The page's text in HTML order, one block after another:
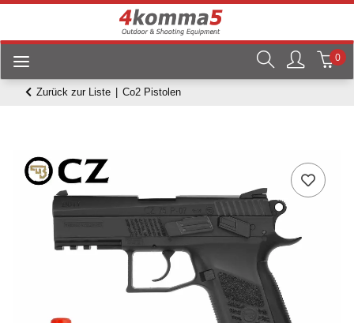
0
Zurück zur Liste Co2 Pistolen